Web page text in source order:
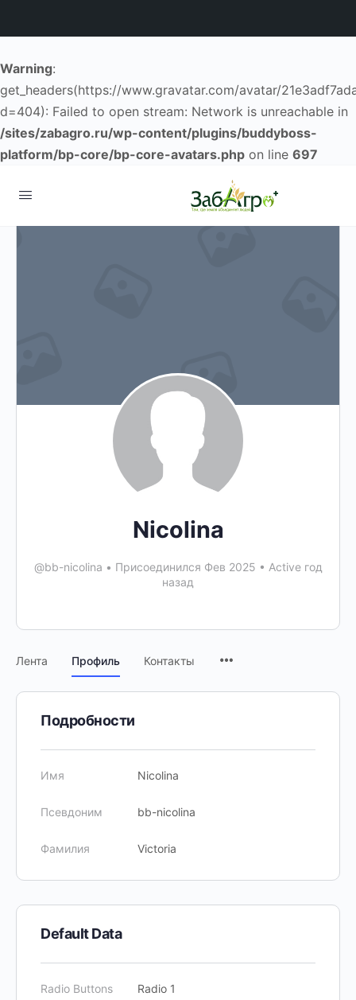
Warning:
get_headers(https://www.gravatar.com/avatar/
d=404): Failed to open stream: Network is unreachable in
/sites/zabagro.ru/wp-content/plugins/buddyboss-
platform/bp-core/bp-core-avatars.php on line 697
Nicolina
@bb-nicolina • Присоединился Фев 2025 • Active год
назад
Лента Профиль Контакты
Подробности
Имя Nicolina
Псевдоним bb-nicolina
Фамилия Victoria
Default Data
Radio Buttons Radio 1